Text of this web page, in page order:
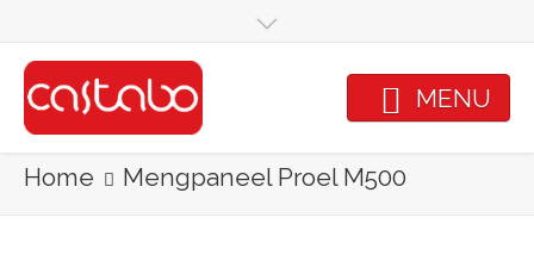
MENU
Home Mengpaneel Proel M500